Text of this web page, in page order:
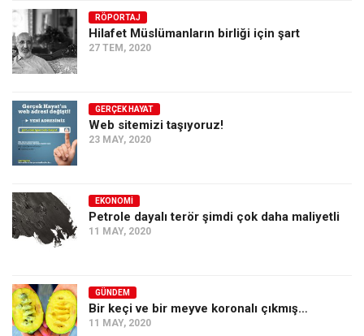
Ekonomi
Spor
Manzara
Sağlık
Gıda-Beslenme
Hayat
Siyaset
Dünya
Asya
Afrika
RÖPORTAJ
Hilafet Müslümanların birliği için şart
27 TEM, 2020
GERÇEK HAYAT
Web sitemizi taşıyoruz!
23 MAY, 2020
EKONOMI
Petrole dayalı terör şimdi çok daha maliyetli
11 MAY, 2020
GÜNDEM
Bir keçi ve bir meyve koronalı çıkmış…
11 MAY, 2020